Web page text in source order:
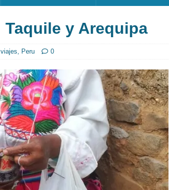
Taquile y Arequipa
Peru 0